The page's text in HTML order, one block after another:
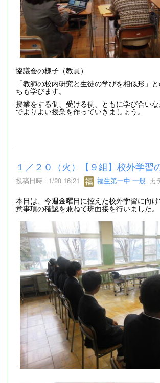
協議会の様子（教員）
「教師の校内研究と生徒の学びを相似形」
ちも学びます。
授業をする側、受ける側、ともに学び合い
でよりよい授業を作っていきましょう。
１／２０（火）【９組】校外学習
投稿日時 : 1/20 16:21 福生第一中 一般 カ
本日は、今週金曜日に控えた校外学習に向
意事項の確認を兼ねて班面接を行いました。